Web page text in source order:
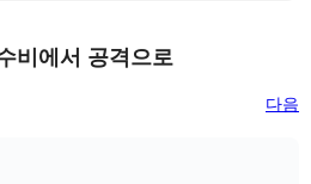
비에서 공격으로
다음